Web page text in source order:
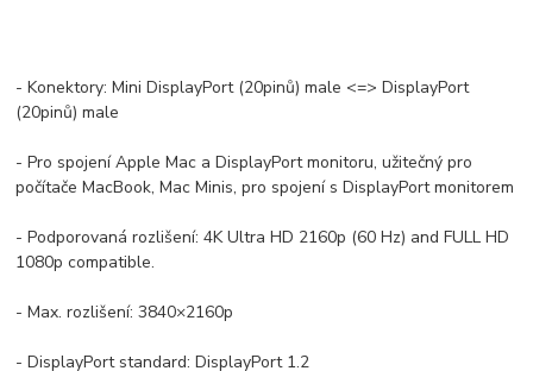
- Konektory: Mini DisplayPort (20pinů) male <=> DisplayPort
(20pinů) male
- Pro spojení Apple Mac a DisplayPort monitoru, užitečný pro
počítače MacBook, Mac Minis, pro spojení s DisplayPort monitorem
- Podporovaná rozlišení: 4K Ultra HD 2160p (60 Hz) and FULL HD
1080p compatible.
- Max. rozlišení: 3840×2160p
- DisplayPort standard: DisplayPort 1.2